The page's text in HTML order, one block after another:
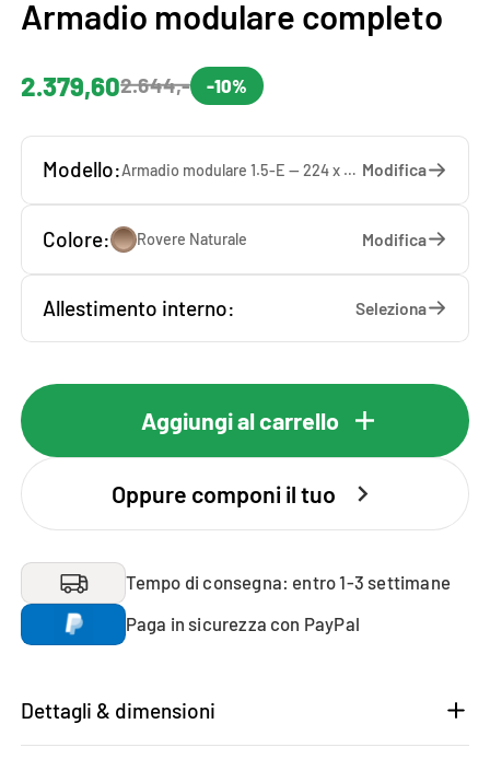
Armadio modulare completo
2.379,602.644,- -10%
Modello: Armadio modulare 1.5-E — 224 x 233 x 65 cm Modifica
Colore: Rovere Naturale Modifica
Allestimento interno: Seleziona
Aggiungi al carrello
Oppure componi il tuo
Tempo di consegna: entro 1-3 settimane
Paga in sicurezza con PayPal
Dettagli & dimensioni